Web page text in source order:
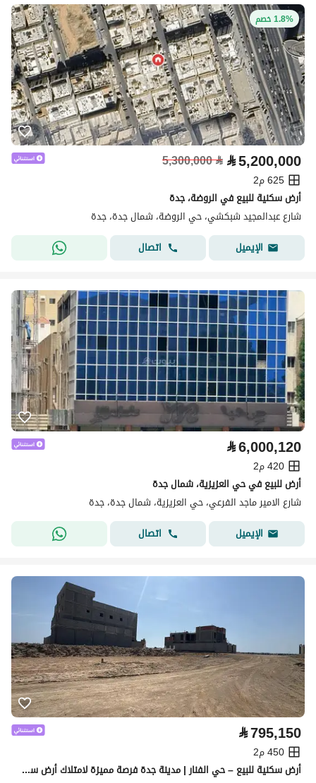
1.8% خصم
⃁5,200,000
⃁
5,300,000
625 م2
أرض سكنية للبيع في الروضة، جدة
شارع عبدالمجيد شبكشي، حي الروضة، شمال جدة، جدة
الإيميل
اتصال
⃁6,000,120
420 م2
أرض للبيع في حي العزيزية، شمال جدة
شارع الامير ماجد الفرعي، حي العزيزية، شمال جدة، جدة
الإيميل
اتصال
⃁795,150
450 م2
أرض سكنية للبيع – حي الفنار | مدينة جدة فرصة مميزة لامتلاك أرض سكنية في حي الفنار بمدينة جدة، تتميز بموقعها القريب من البحر، وفي حي واعد مناسب لبناء فيلا سكنية أو للاستثمار.